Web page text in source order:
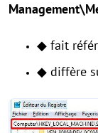
◆ fait
◆ diffère